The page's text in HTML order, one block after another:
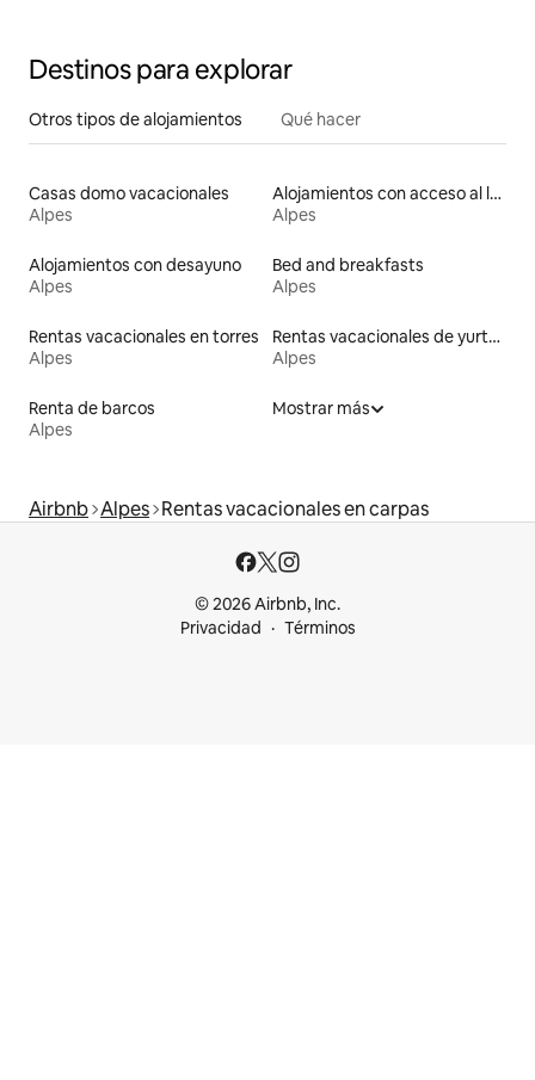
Destinos para explorar
Otros tipos de alojamientos Qué hacer
Casas domo vacacionales
Alpes
Alojamientos con acceso al lago
Alpes
Alojamientos con desayuno
Alpes
Bed and breakfasts
Alpes
Rentas vacacionales en torres
Alpes
Rentas vacacionales de yurtas
Alpes
Renta de barcos
Alpes
Mostrar más
Airbnb Alpes Rentas vacacionales en carpas
© 2026 Airbnb, Inc.
Privacidad
Términos